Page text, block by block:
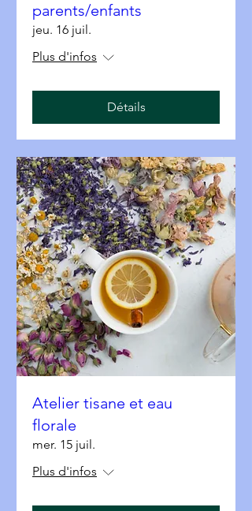
parents/enfants
jeu. 16 juil.
Plus d'infos
Détails
Atelier tisane et eau
florale
mer. 15 juil.
Plus d'infos